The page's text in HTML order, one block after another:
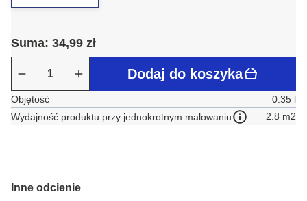
Suma: 34,99 zł
Dodaj do koszyka
Objętość
0.35 l
Wydajność produktu przy jednokrotnym malowaniu
2.8 m2
Inne odcienie